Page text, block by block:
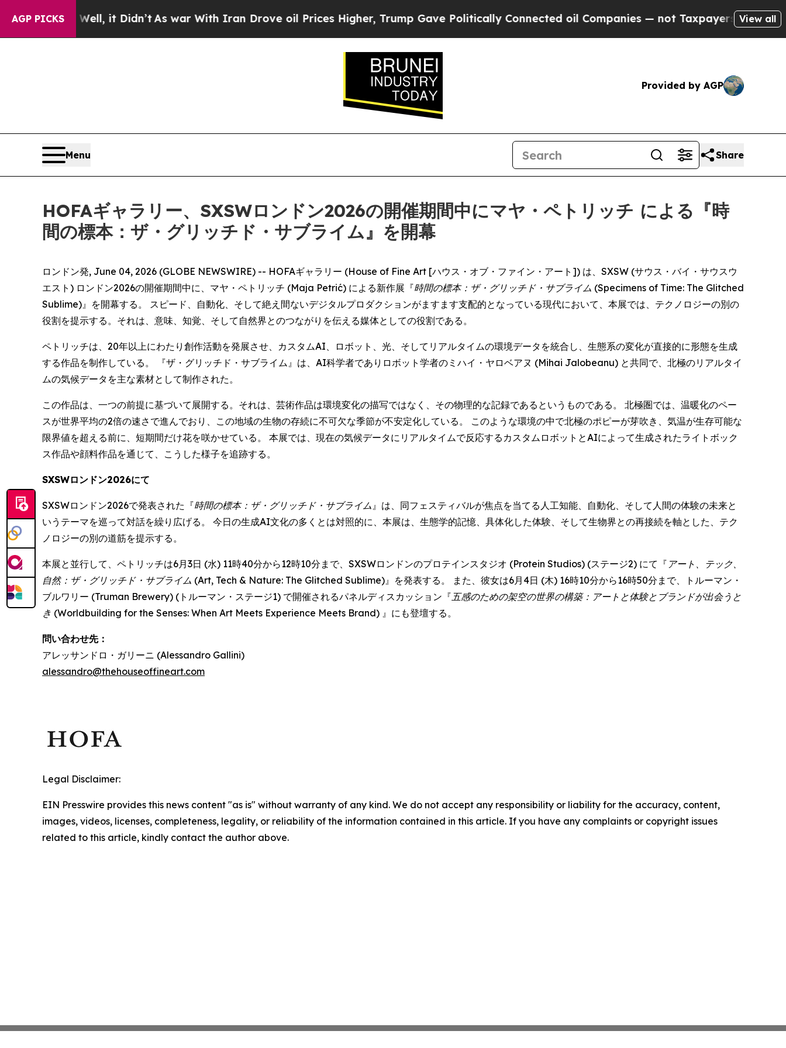
AGP PICKS
40%. Well, it Didn’t As war With Iran Drove oil Prices Higher, Trump Gave Politically Connected oil Companies — not Taxpayers — the Chance
View all
Provided by AGP
Menu Share
HOFAギャラリー、SXSWロンドン2026の開催期間中にマヤ・ペトリッチ による『時
間の標本：ザ・グリッチド・サブライム』を開幕
ロンドン発, June 04, 2026 (GLOBE NEWSWIRE) -- HOFAギャラリー (House of Fine Art [ハウス・オブ・ファイン・アート]) は、SXSW (サウス・バイ・サウスウ
エスト) ロンドン2026の開催期間中に、マヤ・ペトリッチ (Maja Petrić) による新作展『時間の標本：ザ・グリッチド・サブライム (Specimens of Time: The Glitched
Sublime)』を開幕する。 スピード、自動化、そして絶え間ないデジタルプロダクションがますます支配的となっている現代において、本展では、テクノロジーの別の
役割を提示する。それは、意味、知覚、そして自然界とのつながりを伝える媒体としての役割である。
ペトリッチは、20年以上にわたり創作活動を発展させ、カスタムAI、ロボット、光、そしてリアルタイムの環境データを統合し、生態系の変化が直接的に形態を生成
する作品を制作している。 『ザ・グリッチド・サブライム』は、AI科学者でありロボット学者のミハイ・ヤロベアヌ (Mihai Jalobeanu) と共同で、北極のリアルタイ
ムの気候データを主な素材として制作された。
この作品は、一つの前提に基づいて展開する。それは、芸術作品は環境変化の描写ではなく、その物理的な記録であるというものである。 北極圏では、温暖化のペー
スが世界平均の2倍の速さで進んでおり、この地域の生物の存続に不可欠な季節が不安定化している。 このような環境の中で北極のポピーが芽吹き、気温が生存可能な
限界値を超える前に、短期間だけ花を咲かせている。 本展では、現在の気候データにリアルタイムで反応するカスタムロボットとAIによって生成されたライトボック
ス作品や顔料作品を通じて、こうした様子を追跡する。
SXSWロンドン2026にて
SXSWロンドン2026で発表された『時間の標本：ザ・グリッチド・サブライム』は、同フェスティバルが焦点を当てる人工知能、自動化、そして人間の体験の未来と
いうテーマを巡って対話を繰り広げる。 今日の生成AI文化の多くとは対照的に、本展は、生態学的記憶、具体化した体験、そして生物界との再接続を軸とした、テク
ノロジーの別の道筋を提示する。
本展と並行して、ペトリッチは6月3日 (水) 11時40分から12時10分まで、SXSWロンドンのプロテインスタジオ (Protein Studios) (ステージ2) にて『 アート、テック、
自然：ザ・グリッチド・サブライム (Art, Tech & Nature: The Glitched Sublime)』を発表する。 また、彼女は6月4日 (木) 16時10分から16時50分まで、トルーマン・
ブルワリー (Truman Brewery) (トルーマン・ステージ1) で開催されるパネルディスカッション『五感のための架空の世界の構築：アートと体験とブランドが出会うと
き (Worldbuilding for the Senses: When Art Meets Experience Meets Brand) 』にも登壇する。
問い合わせ先：
アレッサンドロ・ガリーニ (Alessandro Gallini)
alessandro@thehouseoffineart.com
Legal Disclaimer:
EIN Presswire provides this news content "as is" without warranty of any kind. We do not accept any responsibility or liability for the accuracy, content,
images, videos, licenses, completeness, legality, or reliability of the information contained in this article. If you have any complaints or copyright issues
related to this article, kindly contact the author above.